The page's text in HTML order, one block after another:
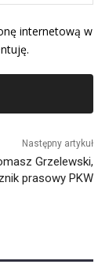
internetową w
Następny artykuł
Grzelewski,
prasowy PKW